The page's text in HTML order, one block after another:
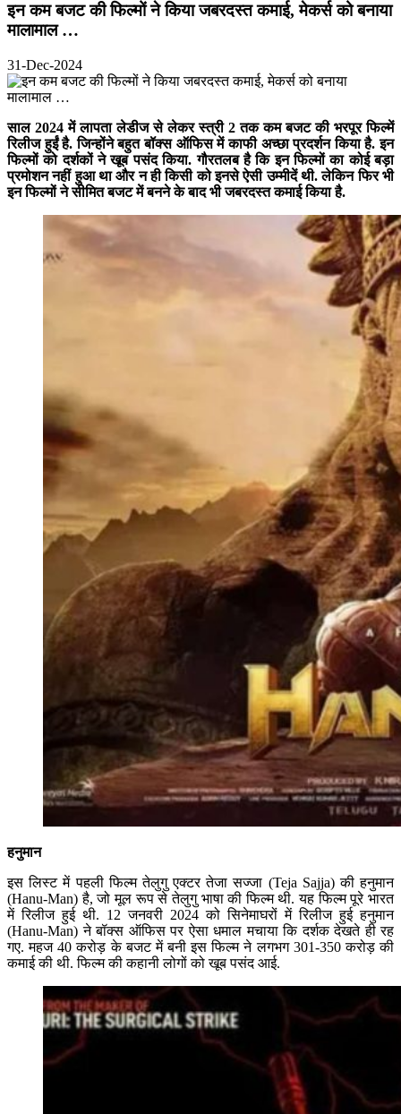
इन कम बजट की फिल्मों ने किया जबरदस्त कमाई, मेकर्स को बनाया
मालामाल …
31-Dec-2024
साल 2024 में लापता लेडीज से लेकर स्त्री 2 तक कम बजट की भरपूर फिल्में
रिलीज हुईं है. जिन्होंने बहुत बॉक्स ऑफिस में काफी अच्छा प्रदर्शन किया है. इन
फिल्मों को दर्शकों ने खूब पसंद किया. गौरतलब है कि इन फिल्मों का कोई बड़ा
प्रमोशन नहीं हुआ था और न ही किसी को इनसे ऐसी उम्मीदें थी. लेकिन फिर भी
इन फिल्मों ने सीमित बजट में बनने के बाद भी जबरदस्त कमाई किया है.
हनुमान
इस लिस्ट में पहली फिल्म तेलुगु एक्टर तेजा सज्जा (Teja Sajja) की हनुमान
(Hanu-Man) है, जो मूल रूप से तेलुगु भाषा की फिल्म थी. यह फिल्म पूरे भारत
में रिलीज हुई थी. 12 जनवरी 2024 को सिनेमाघरों में रिलीज हुई हनुमान
(Hanu-Man) ने बॉक्स ऑफिस पर ऐसा धमाल मचाया कि दर्शक देखते ही रह
गए. महज 40 करोड़ के बजट में बनी इस फिल्म ने लगभग 301-350 करोड़ की
कमाई की थी. फिल्म की कहानी लोगों को खूब पसंद आई.